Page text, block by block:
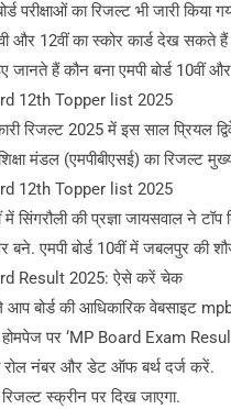
परीक्षाओं का रिजल्ट भी जारी
और 12वीं का स्कोर कार्ड देख सकते
हैं कौन बना एमपी बोर्ड 10वीं और
12th Topper list 2025
रिजल्ट 2025 में इस साल प्रियल
मंडल (एमपीबीएसई) का रिजल्ट
12th Topper list 2025
में सिंगरौली की प्रज्ञा जायसवाल ने
बने. एमपी बोर्ड 10वीं में जबलपुर की
Result 2025: ऐसे करें चेक
बोर्ड की आधिकारिक वेबसाइट
पर ‘MP Board Exam
नंबर और डेट ऑफ बर्थ दर्ज करें.
स्क्रीन पर दिख जाएगा.